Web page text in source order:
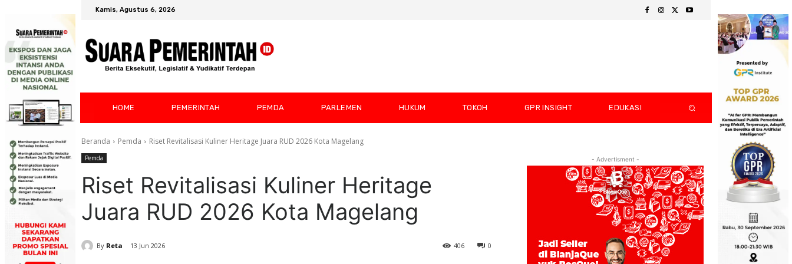
Kamis, Agustus 6, 2026
HOME PEMERINTAH PEMDA PARLEMEN HUKUM TOKOH GPR INSIGHT EDUKASI
Beranda Pemda Riset Revitalisasi Kuliner Heritage Juara RUD 2026 Kota Magelang
Pemda
Riset Revitalisasi Kuliner Heritage
Juara RUD 2026 Kota Magelang
By Reta 13 Jun 2026 0
406
- Advertisment -